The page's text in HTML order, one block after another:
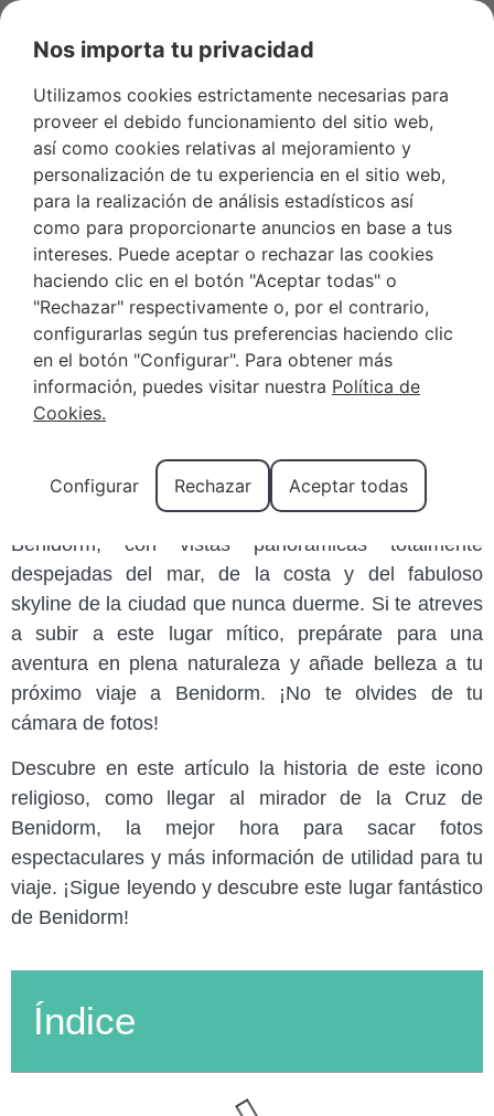
Favoritos +34 966 281 556 Propietarios
¿Es la Cruz de Benidorm
el mejor mirador de la
ciudad?
Si eres una de esas personas que buscan miradores
dondequiera que vayan, en este artículo vas a
descubrir una joya que poca gente conoce: La Cruz
de Benidorm, posiblemente el mejor mirador de
Benidorm, con vistas panorámicas totalmente
despejadas del mar, de la costa y del fabuloso
skyline de la ciudad que nunca duerme. Si te atreves
a subir a este lugar mítico, prepárate para una
aventura en plena naturaleza y añade belleza a tu
próximo viaje a Benidorm. ¡No te olvides de tu
cámara de fotos!
Descubre en este artículo la historia de este icono
religioso, como llegar al mirador de la Cruz de
Benidorm, la mejor hora para sacar fotos
espectaculares y más información de utilidad para tu
viaje. ¡Sigue leyendo y descubre este lugar fantástico
de Benidorm!
Índice
Nos importa tu privacidad
Utilizamos cookies estrictamente necesarias para
proveer el debido funcionamiento del sitio web,
así como cookies relativas al mejoramiento y
personalización de tu experiencia en el sitio web,
para la realización de análisis estadísticos así
como para proporcionarte anuncios en base a tus
intereses. Puede aceptar o rechazar las cookies
haciendo clic en el botón "Aceptar todas" o
"Rechazar" respectivamente o, por el contrario,
configurarlas según tus preferencias haciendo clic
en el botón "Configurar". Para obtener más
información, puedes visitar nuestra Política de
Cookies.
Configurar Rechazar Aceptar todas